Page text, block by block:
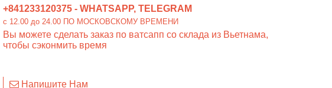
+841233120375 - WHATSAPP, TELEGRAM
c 12.00 до 24.00 ПО МОСКОВСКОМУ ВРЕМЕНИ
Вы можете сделать заказ по ватсапп со склада из Вьетнама,
чтобы сэконмить время
Напишите Нам